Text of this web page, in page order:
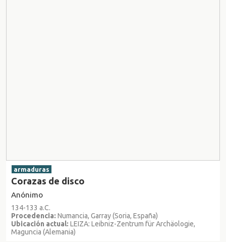
armaduras
Corazas de disco
Anónimo
134-133 a.C.
Procedencia: Numancia, Garray (Soria, España)
Ubicación actual: LEIZA: Leibniz-Zentrum für Archäologie,
Maguncia (Alemania)